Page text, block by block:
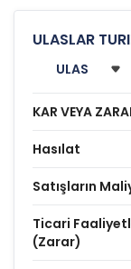
ULASLAR
KAR VEYA
Hasılat
Satışların
Ticari
(Zarar)